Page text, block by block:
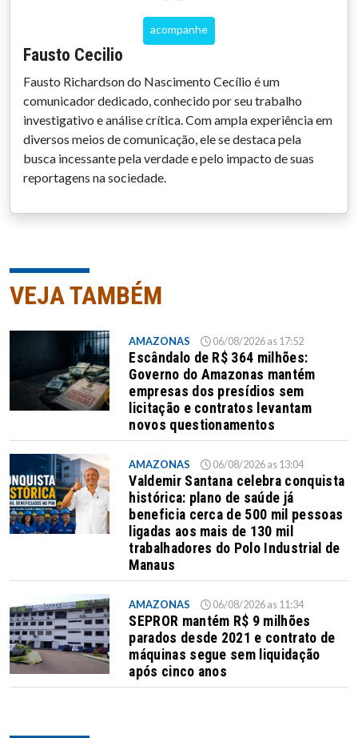
acompanhe
Fausto Cecilio
Fausto Richardson do Nascimento Cecílio é um
comunicador dedicado, conhecido por seu trabalho
investigativo e análise crítica. Com ampla experiência em
diversos meios de comunicação, ele se destaca pela
busca incessante pela verdade e pelo impacto de suas
reportagens na sociedade.
VEJA TAMBÉM
AMAZONAS 06/08/2026 as 17:52
Escândalo de R$ 364 milhões:
Governo do Amazonas mantém
empresas dos presídios sem
licitação e contratos levantam
novos questionamentos
AMAZONAS 06/08/2026 as 13:04
Valdemir Santana celebra conquista
histórica: plano de saúde já
beneficia cerca de 500 mil pessoas
ligadas aos mais de 130 mil
trabalhadores do Polo Industrial de
Manaus
AMAZONAS 06/08/2026 as 11:34
SEPROR mantém R$ 9 milhões
parados desde 2021 e contrato de
máquinas segue sem liquidação
após cinco anos